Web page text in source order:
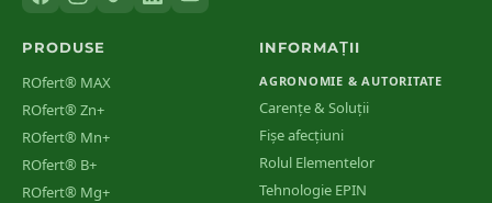
PRODUSE
ROfert® MAX
ROfert® Zn+
ROfert® Mn+
ROfert® B+
ROfert® Mg+
INFORMAȚII
AGRONOMIE & AUTORITATE
Carențe & Soluții
Fișe afecțiuni
Rolul Elementelor
Tehnologie EPIN